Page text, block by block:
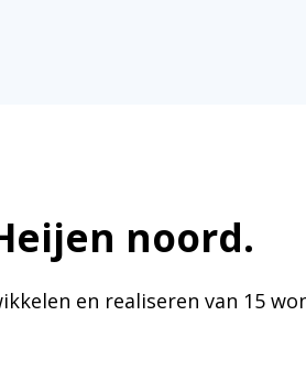
noord.
en realiseren van 15